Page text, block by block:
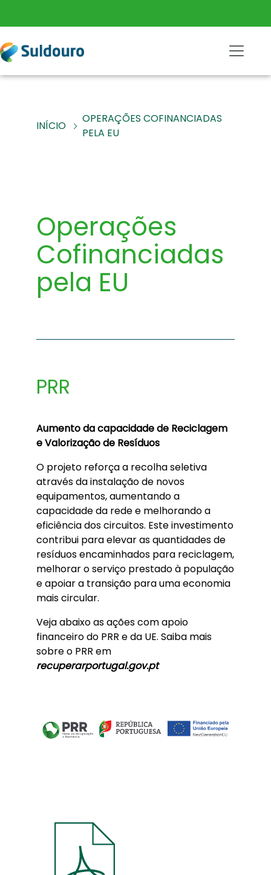
INÍCIO
OPERAÇÕES COFINANCIADAS
PELA EU
Operações
Cofinanciadas
pela EU
PRR
Aumento da capacidade de Reciclagem
e Valorização de Resíduos
O projeto reforça a recolha seletiva
através da instalação de novos
equipamentos, aumentando a
capacidade da rede e melhorando a
eficiência dos circuitos. Este investimento
contribui para elevar as quantidades de
resíduos encaminhados para reciclagem,
melhorar o serviço prestado à população
e apoiar a transição para uma economia
mais circular.
Veja abaixo as ações com apoio
financeiro do PRR e da UE. Saiba mais
sobre o PRR em
recuperarportugal.gov.pt